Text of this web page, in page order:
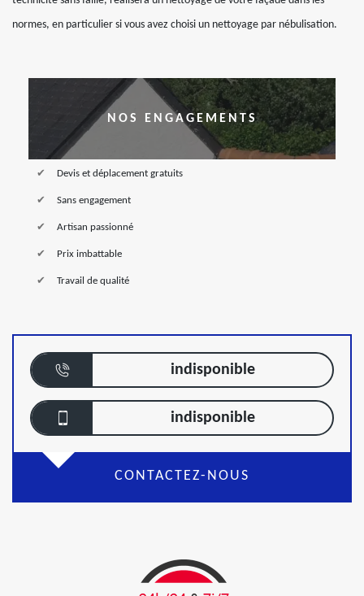
normes, en particulier si vous avez choisi un nettoyage par nébulisation.
NOS ENGAGEMENTS
Devis et déplacement gratuits
Sans engagement
Artisan passionné
Prix imbattable
Travail de qualité
indisponible
indisponible
CONTACTEZ-NOUS